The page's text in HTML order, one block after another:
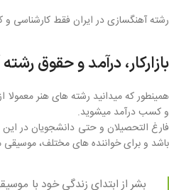
رشته آهنگسازی در ایران فقط کارشناسی و
بازارکار، درآمد و حقوق
همینطور که میدانید رشته های هنر
و کسب درآمد میشوید.
فارغ التحصیلان و حتی دانشجویان در
باشد و برای خواننده های مختلف،
بشر از ابتدای زندگی خود با